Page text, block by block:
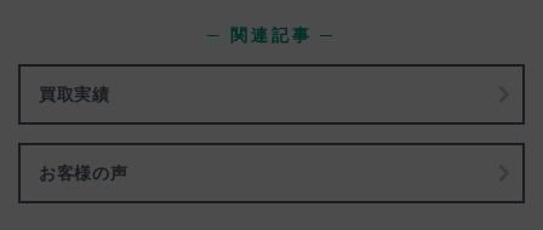
買取実績
─ 関連記事 ─
お客様の声